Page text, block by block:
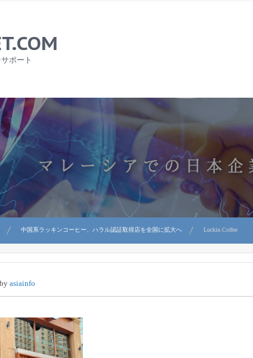
ポート
中国系ラッキンコーヒー、ハラル認証取得店を全国に拡大へ Luckin.Coffee
by asiainfo